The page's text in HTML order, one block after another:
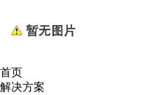
首页
解决方案